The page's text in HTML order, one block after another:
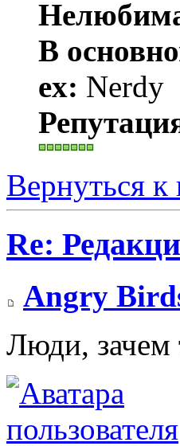
В
ex: Nerdy
Вернуться к
Re:
Angry
Люди, зачем